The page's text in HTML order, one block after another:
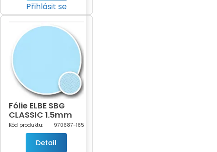
Přihlásit se
Fólie ELBE SBG
CLASSIC 1,5mm
Light Blue šíře
1,65m (světle
modrá - 687)
Kód produktu: 970687-165
Detail